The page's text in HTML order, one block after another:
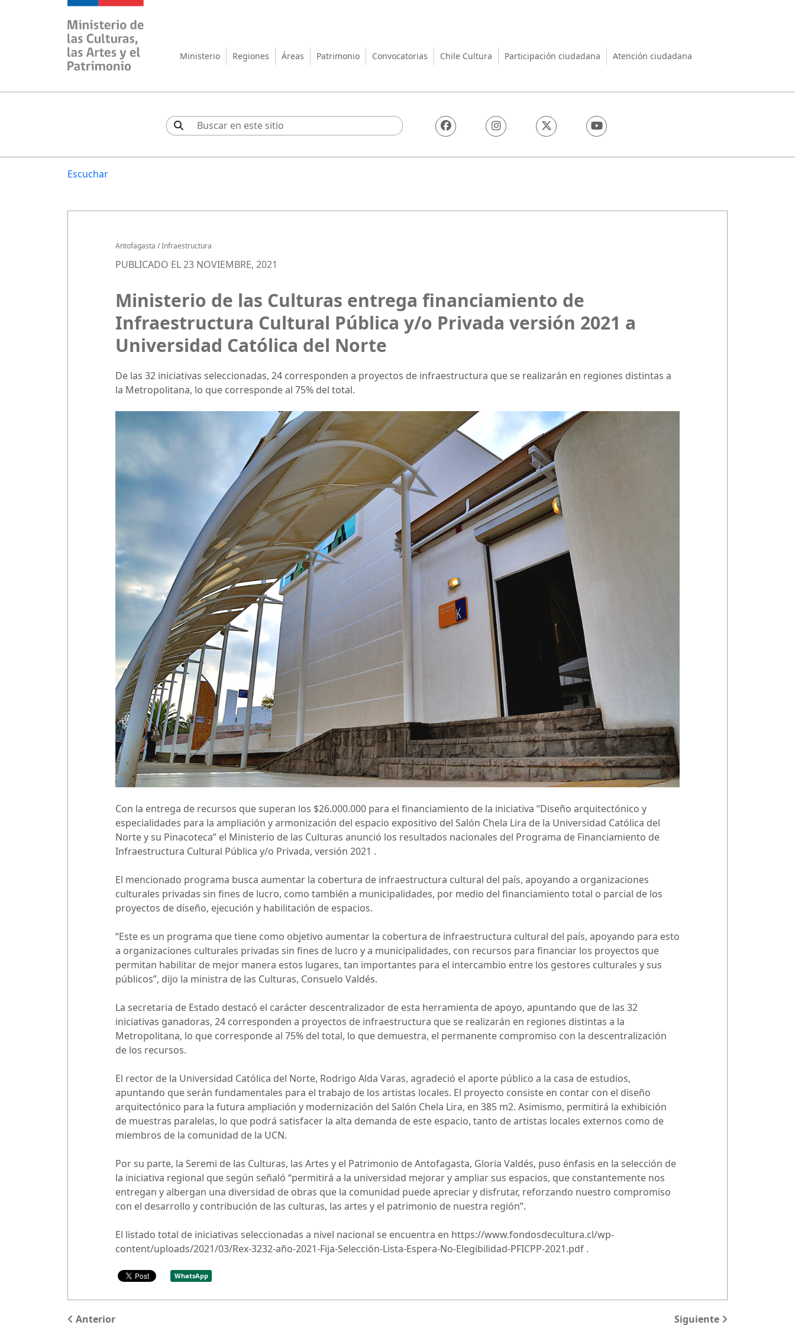
Ministerio de las Culturas, las Artes y el Patrimonio
Ministerio Regiones Áreas Patrimonio Convocatorias Chile Cultura Participación ciudadana Atención ciudadana
Escuchar
Antofagasta /Infraestructura
PUBLICADO EL 23 NOVIEMBRE, 2021
Ministerio de las Culturas entrega financiamiento de
Infraestructura Cultural Pública y/o Privada versión 2021 a
Universidad Católica del Norte
De las 32 iniciativas seleccionadas, 24 corresponden a proyectos de infraestructura que se realizarán en regiones distintas a
la Metropolitana, lo que corresponde al 75% del total.
Con la entrega de recursos que superan los $26.000.000 para el financiamiento de la iniciativa “Diseño arquitectónico y
especialidades para la ampliación y armonización del espacio expositivo del Salón Chela Lira de la Universidad Católica del
Norte y su Pinacoteca” el Ministerio de las Culturas anunció los resultados nacionales del Programa de Financiamiento de
Infraestructura Cultural Pública y/o Privada, versión 2021 .
El mencionado programa busca aumentar la cobertura de infraestructura cultural del país, apoyando a organizaciones
culturales privadas sin fines de lucro, como también a municipalidades, por medio del financiamiento total o parcial de los
proyectos de diseño, ejecución y habilitación de espacios.
“Este es un programa que tiene como objetivo aumentar la cobertura de infraestructura cultural del país, apoyando para esto
a organizaciones culturales privadas sin fines de lucro y a municipalidades, con recursos para financiar los proyectos que
permitan habilitar de mejor manera estos lugares, tan importantes para el intercambio entre los gestores culturales y sus
públicos”, dijo la ministra de las Culturas, Consuelo Valdés.
La secretaria de Estado destacó el carácter descentralizador de esta herramienta de apoyo, apuntando que de las 32
iniciativas ganadoras, 24 corresponden a proyectos de infraestructura que se realizarán en regiones distintas a la
Metropolitana, lo que corresponde al 75% del total, lo que demuestra, el permanente compromiso con la descentralización
de los recursos.
El rector de la Universidad Católica del Norte, Rodrigo Alda Varas, agradeció el aporte público a la casa de estudios,
apuntando que serán fundamentales para el trabajo de los artistas locales. El proyecto consiste en contar con el diseño
arquitectónico para la futura ampliación y modernización del Salón Chela Lira, en 385 m2. Asimismo, permitirá la exhibición
de muestras paralelas, lo que podrá satisfacer la alta demanda de este espacio, tanto de artistas locales externos como de
miembros de la comunidad de la UCN.
Por su parte, la Seremi de las Culturas, las Artes y el Patrimonio de Antofagasta, Gloria Valdés, puso énfasis en la selección de
la iniciativa regional que según señaló “permitirá a la universidad mejorar y ampliar sus espacios, que constantemente nos
entregan y albergan una diversidad de obras que la comunidad puede apreciar y disfrutar, reforzando nuestro compromiso
con el desarrollo y contribución de las culturas, las artes y el patrimonio de nuestra región”.
El listado total de iniciativas seleccionadas a nivel nacional se encuentra en https://www.fondosdecultura.cl/wp-
content/uploads/2021/03/Rex-3232-año-2021-Fija-Selección-Lista-Espera-No-Elegibilidad-PFICPP-2021.pdf .
WhatsApp
Anterior Siguiente